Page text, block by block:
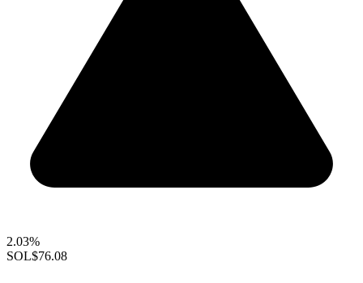
2.03%
SOL$76.08